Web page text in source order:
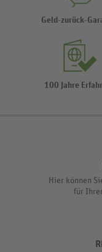
Geld-zurück-
100 Jahre
Hier können
für